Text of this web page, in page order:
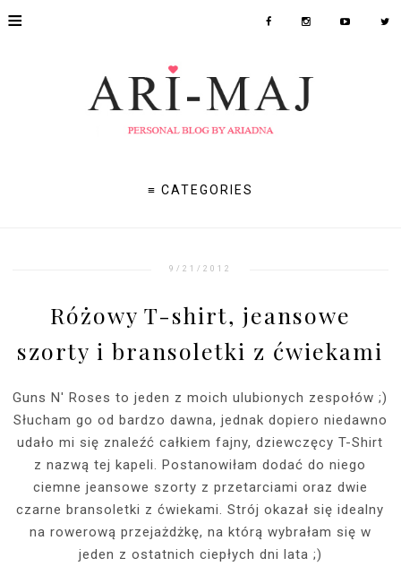
≡
≡ CATEGORIES
9/21/2012
Różowy T-shirt, jeansowe
szorty i bransoletki z ćwiekami
Guns N' Roses to jeden z moich ulubionych zespołów ;)
Słucham go od bardzo dawna, jednak dopiero niedawno
udało mi się znaleźć całkiem fajny, dziewczęcy T-Shirt
z nazwą tej kapeli. Postanowiłam dodać do niego
ciemne jeansowe szorty z przetarciami oraz dwie
czarne bransoletki z ćwiekami. Strój okazał się idealny
na rowerową przejażdżkę, na którą wybrałam się w
jeden z ostatnich ciepłych dni lata ;)